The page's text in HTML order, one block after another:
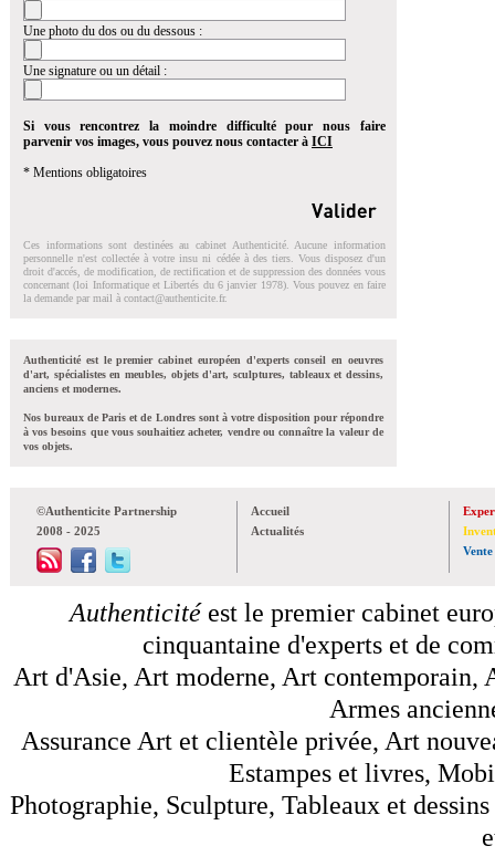
Une photo du dos ou du dessous :
Une signature ou un détail :
Si vous rencontrez la moindre difficulté pour nous faire
parvenir vos images, vous pouvez nous contacter à ICI
* Mentions obligatoires
Ces informations sont destinées au cabinet Authenticité. Aucune information
personnelle n'est collectée à votre insu ni cédée à des tiers. Vous disposez d'un
droit d'accés, de modification, de rectification et de suppression des données vous
concernant (loi Informatique et Libertés du 6 janvier 1978). Vous pouvez en faire
la demande par mail à contact@authenticite.fr.
Authenticité est le premier cabinet européen d'experts conseil en oeuvres
d'art, spécialistes en meubles, objets d'art, sculptures, tableaux et dessins,
anciens et modernes.
Nos bureaux de Paris et de Londres sont à votre disposition pour répondre
à vos besoins que vous souhaitiez acheter, vendre ou connaître la valeur de
vos objets.
©Authenticite Partnership
2008 - 2025
Accueil
Actualités
Vente
Authenticitéest le premier cabinet
cinquantaine d'experts et de
Art d'Asie, Art moderne, Art contemporain,
Armes
Assurance Art et clientèle privée, Art
Estampes et livres,
Photographie, Sculpture, Tableaux et